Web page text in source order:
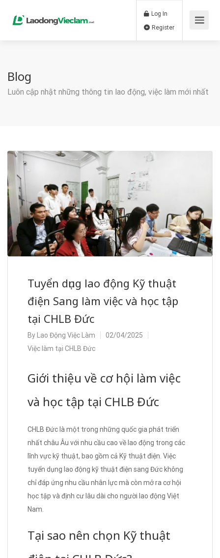
Log In
Blog
Luôn cập nhật những thông tin lao động, việc làm mới nhất
Tuyển dụng lao động Kỹ thuật
điện Sang làm việc và học tập
tại CHLB Đức
By Lao Động Việc Làm
02/04/2025
Việc làm tại CHLB Đức
Giới thiệu về cơ hội làm việc
và học tập tại CHLB Đức
CHLB Đức là một trong những quốc gia phát triển
nhất châu Âu với nhu cầu cao về lao động trong các
lĩnh vực kỹ thuật, bao gồm cả Kỹ thuật điện. Việc
tuyển dụng lao động kỹ thuật điện sang Đức không
chỉ đáp ứng nhu cầu nhân lực mà còn mở ra cơ hội
học tập và định cư lâu dài cho người lao động Việt
Nam.
Tại sao nên chọn Kỹ thuật